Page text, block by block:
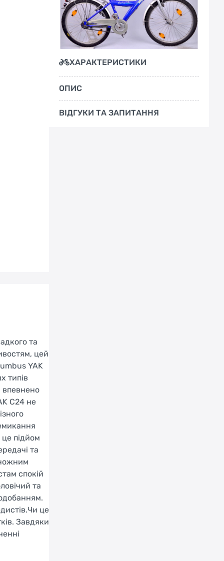
та
цей
YAK
типів
впевнено
C24 не
підйом
та
спокій
та
це
Завдяки
ХАРАКТЕРИСТИКИ
ОПИС
ВІДГУКИ ТА ЗАПИТАННЯ